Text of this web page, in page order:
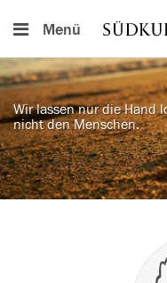
Menü
Wir lassen nur die Hand
nicht den Menschen.